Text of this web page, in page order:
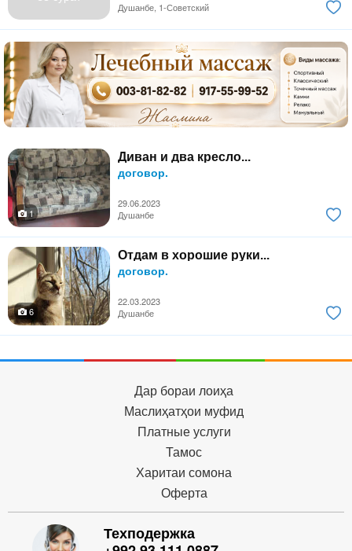
Душанбе, 1-Советский
Диван и два кресло...
договор.
29.06.2023
1
Душанбе
Отдам в хорошие руки...
договор.
22.03.2023
6
Душанбе
Дар бораи лоиҳа
Маслиҳатҳои муфид
Платные услуги
Тамос
Харитаи сомона
Оферта
Техподержка